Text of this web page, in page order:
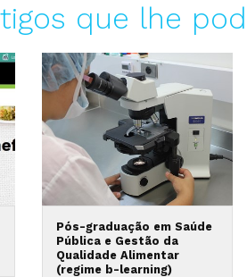
que lhe
Pós-graduação em Saúde
Pública e Gestão da
Qualidade Alimentar
(regime b-learning)